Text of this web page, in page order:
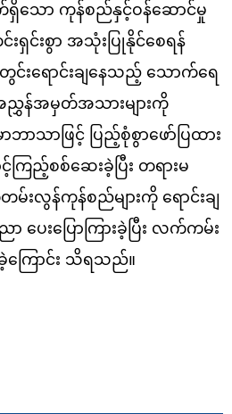
က်ရှိသော ကုန်စည်နှင့်ဝန်ဆောင်မှု
းရှင်းစွာ အသုံးပြုနိုင်စေရန်
ရောင်းချနေသည့် သောက်ရေ
ညွှန်အမှတ်အသားများကို
ဘာသာဖြင့် ပြည့်စုံစွာဖော်ပြထား
ကြည့်စစ်ဆေးခဲ့ပြီး တရားမ
းလွန်ကုန်စည်များကို ရောင်းချ
ပေးပြောကြားခဲ့ပြီး လက်ကမ်း
းခဲ့ကြောင်း သိရသည်။